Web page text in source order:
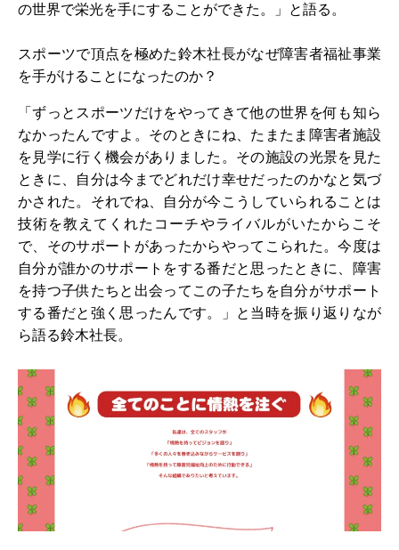
の世界で栄光を手にすることができた。」と語る。
スポーツで頂点を極めた鈴木社長がなぜ障害者福祉事業
を手がけることになったのか？
「ずっとスポーツだけをやってきて他の世界を何も知ら
なかったんですよ。そのときにね、たまたま障害者施設
を見学に行く機会がありました。その施設の光景を見た
ときに、自分は今までどれだけ幸せだったのかなと気づ
かされた。それでね、自分が今こうしていられることは
技術を教えてくれたコーチやライバルがいたからこそ
で、そのサポートがあったからやってこられた。今度は
自分が誰かのサポートをする番だと思ったときに、障害
を持つ子供たちと出会ってこの子たちを自分がサポート
する番だと強く思ったんです。」と当時を振り返りなが
ら語る鈴木社長。